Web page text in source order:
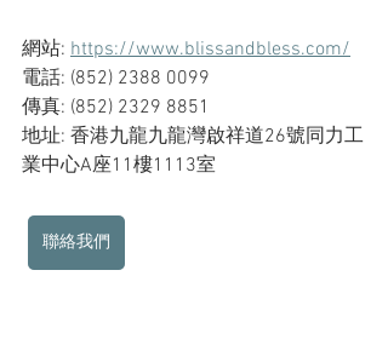
網站: https://www.blissandbless.com/
電話: (852) 2388 0099
傳真: (852) 2329 8851
地址: 香港九龍九龍灣啟祥道26號同力工
業中心A座11樓1113室
聯絡我們